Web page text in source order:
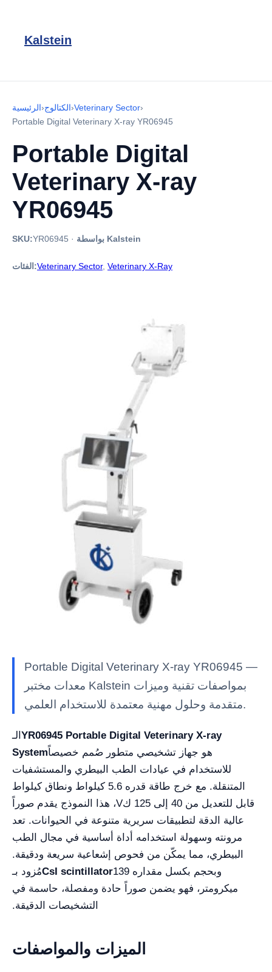
Kalstein
الرئيسية›الكتالوج›Veterinary Sector›
Portable Digital Veterinary X-ray YR06945
Portable Digital
Veterinary X-ray
YR06945
SKU:YR06945 · بواسطة Kalstein
الفئات:Veterinary Sector, Veterinary X-Ray
Portable Digital Veterinary X-ray YR06945 —
معدات مختبر Kalstein بمواصفات تقنية وميزات
متقدمة وحلول مهنية معتمدة للاستخدام العلمي.
الـ YR06945 Portable Digital Veterinary X-ray
Systemهو جهاز تشخيصي متطور صُمم خصيصاً
للاستخدام في عيادات الطب البيطري والمستشفيات
المتنقلة. مع خرج طاقة قدره 5.6 كيلواط ونطاق كيلواط
قابل للتعديل من 40 إلى 125 كV، هذا النموذج يقدم صوراً
عالية الدقة لتطبيقات سريرية متنوعة في الحيوانات. تعد
مرونته وسهولة استخدامه أداة أساسية في مجال الطب
البيطري، مما يمكّن من فحوص إشعاعية سريعة ودقيقة.
مُزود بـCsI scintillatorوبحجم بكسل مقداره 139
ميكرومتر، فهو يضمن صوراً حادة ومفصلة، حاسمة في
التشخيصات الدقيقة.
الميزات والمواصفات